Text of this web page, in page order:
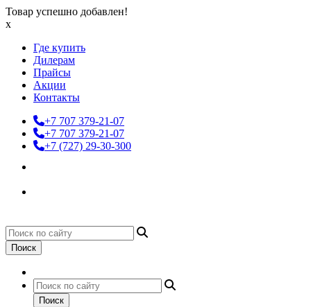
Товар успешно добавлен!
x
Где купить
Дилерам
Прайсы
Акции
Контакты
+7 707 379-21-07
+7 707 379-21-07
+7 (727) 29-30-300
Поиск
Поиск